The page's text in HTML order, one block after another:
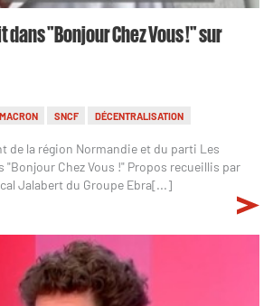
dans "Bonjour Chez Vous !" sur
SNCF DÉCENTRALISATION
de la région Normandie et du parti Les
"Bonjour Chez Vous !" Propos recueillis par
Jalabert du Groupe Ebra[...]